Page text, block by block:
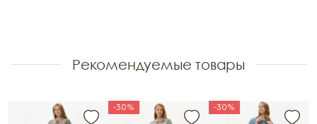
Рекомендуемые товары
-30% -30%